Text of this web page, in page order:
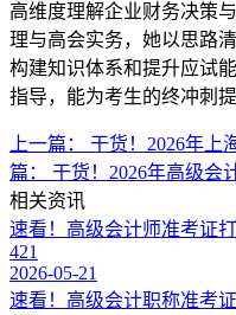
高维度理解企业财务决策
理与高会实务，她以思路
构建知识体系和提升应试
指导，能为考生的终冲刺
上一篇： 干货！2026年上
篇： 干货！2026年高级会
相关资讯
速看！高级会计师准考证
421
2026-05-21
速看！高级会计职称准考